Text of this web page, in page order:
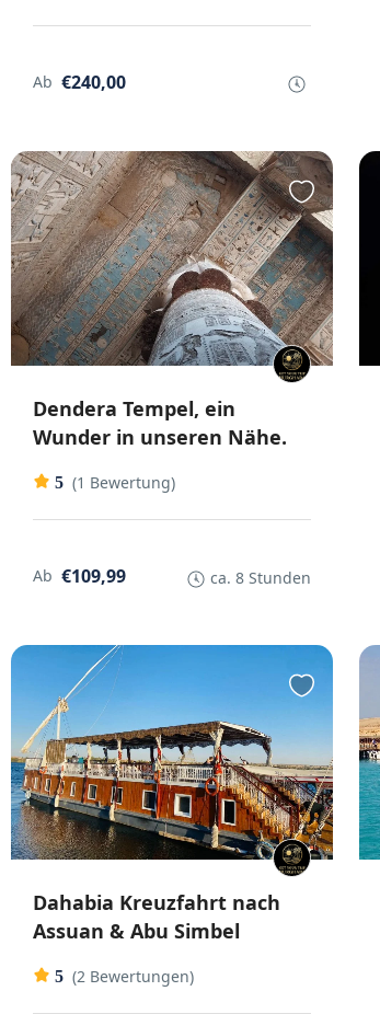
Ab €240,00
Dendera Tempel, ein
Wunder in unseren Nähe.
5 (1 Bewertung)
Ab €109,99 ca. 8 Stunden
Dahabia Kreuzfahrt nach
Assuan & Abu Simbel
5 (2 Bewertungen)